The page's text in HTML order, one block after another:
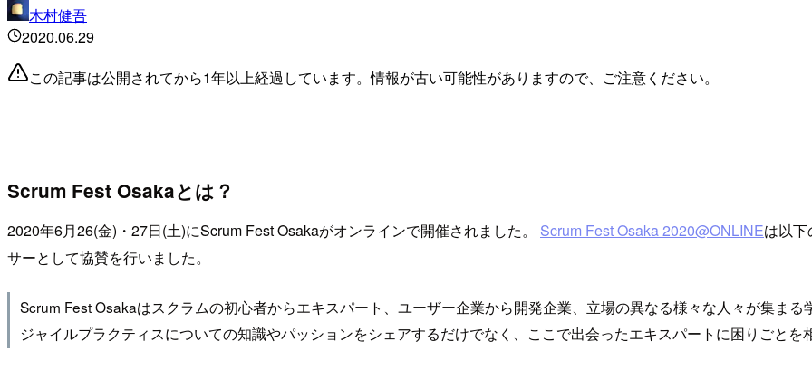
木村健吾
2020.06.29
この記事は公開されてから1年以上経過しています。情報が古い可能性がありますので、ご注意ください。
Scrum Fest Osakaとは？
2020年6月26(金)・27日(土)にScrum Fest Osakaがオンラインで開催されました。 Scrum Fest Osaka 2020@ONLINEは以
サーとして協賛を行いました。
Scrum Fest Osakaはスクラムの初心者からエキスパート、ユーザー企業から開発企業、立場の異なる様々な人々が集ま
ジャイルプラクティスについての知識やパッションをシェアするだけでなく、ここで出会ったエキスパートに困りごとを